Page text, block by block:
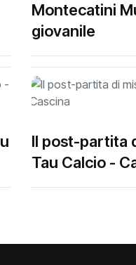
Montecatini
giovanile
Il post-partita
Tau Calcio -